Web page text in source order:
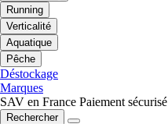
Running
Verticalité
Aquatique
Pêche
Déstockage
Marques
SAV en France Paiement sécurisé
Rechercher